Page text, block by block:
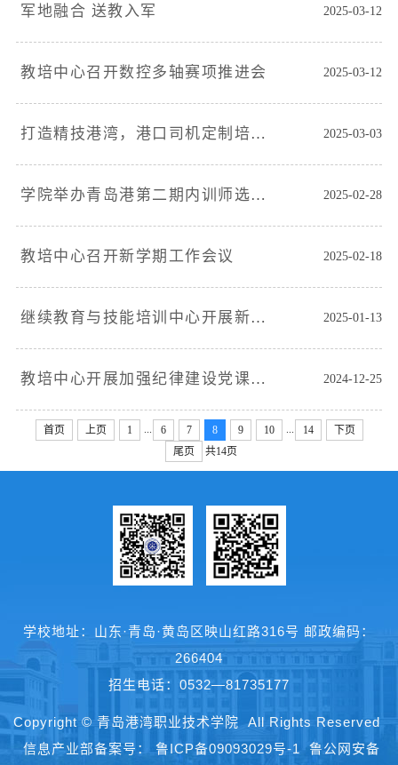
军地融合 送教入军 2025-03-12
教培中心召开数控多轴赛项推进会 2025-03-12
打造精技港湾，港口司机定制培训班开班 2025-03-03
学院举办青岛港第二期内训师选拔认证培训班 2025-02-28
教培中心召开新学期工作会议 2025-02-18
继续教育与技能培训中心开展新进人员培训破冰说课交流 2025-01-13
教培中心开展加强纪律建设党课教育 2024-12-25
首页 上页 1 ... 6 7 8 9 10 ... 14
下页
尾页
共14页
学校地址：山东·青岛·黄岛区映山红路316号 邮政编码：
266404
招生电话：0532—81735177
Copyright © 青岛港湾职业技术学院 All Rights Reserved
信息产业部备案号： 鲁ICP备09093029号-1 鲁公网安备